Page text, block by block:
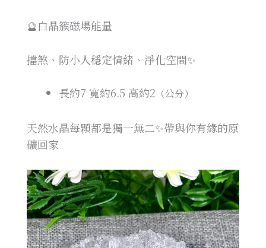
🔮白晶簇磁場能量
擋煞、防小人穩定情緒、淨化空間✨
長約7 寬約6.5 高約2 （公分）
天然水晶每顆都是獨一無二✨帶與你有緣的原
礦回家